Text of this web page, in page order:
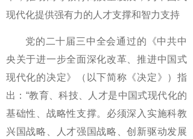
现代化提供强有力的人才支撑和智力支持
党的二十届三中全会通过的《中共中
央关于进一步全面深化改革、推进中国式
现代化的决定》（以下简称《决定》）指
出：“教育、科技、人才是中国式现代化的
基础性、战略性支撑。必须深入实施科教
兴国战略、人才强国战略、创新驱动发展